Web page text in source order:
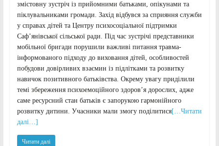
змістовну зустріч із прийомними батьками, опікунами та
піклувальниками громади. Захід відбувся за сприяння служби
у справах дітей та Центру психосоціальної підтримки
Саф’янівської сільської ради. Під час зустрічі представники
мобільної бригади порушили важливі питання травма-
інформованого підходу до виховання дітей, особливостей
побудови довірливих взаємин із підлітками та розвитку
навичок позитивного батьківства. Окрему увагу приділили
темі збереження психоемоційного здоров’я дорослих, адже
саме ресурсний стан батьків є запорукою гармонійного
розвитку дитини. Учасники мали змогу поділитися[…Читати
далі…]
Читати далі